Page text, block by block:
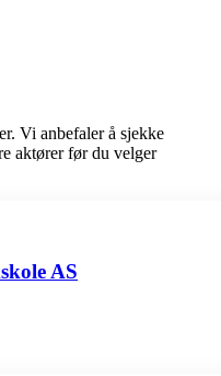
Vi anbefaler å sjekke
aktører før du velger
AS